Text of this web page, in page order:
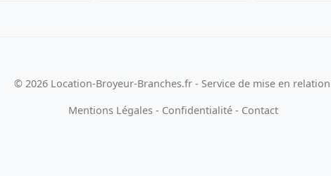
© 2026 Location-Broyeur-Branches.fr - Service de mise en
Mentions Légales - Confidentialité - Contact